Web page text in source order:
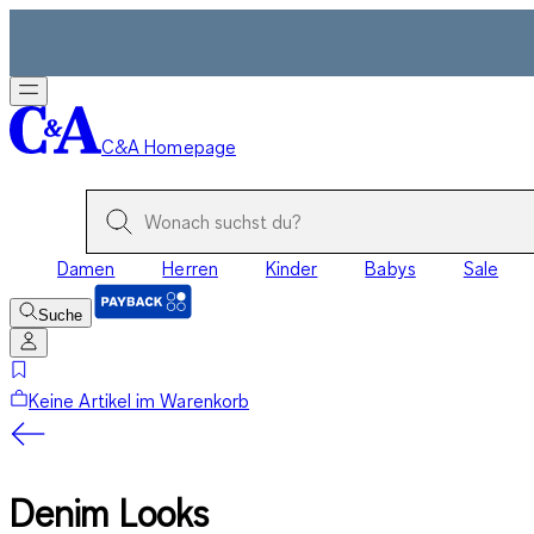
C&A Homepage
Damen Herren Kinder Babys Sale
Suche
Keine Artikel im Warenkorb
Denim Looks